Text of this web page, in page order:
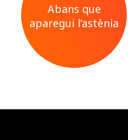
Abans que
aparegui l’astènia